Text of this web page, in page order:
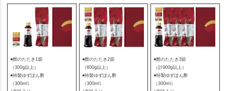
●鰹のたたき1節
（300g以上）
●特製ゆずぽん酢
（300ml）
●鰹のたたき2節
（600g以上）
●特製ゆずぽん酢
（300ml）
●鰹のたたき3節
（計900g以上）
●特製ゆずぽん酢
（300ml）